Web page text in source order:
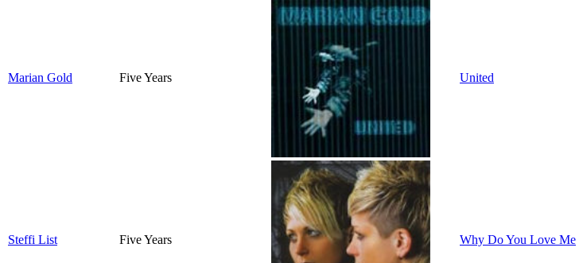
Marian Gold Five Years United
Steffi List Five Years Why Do You Love Me